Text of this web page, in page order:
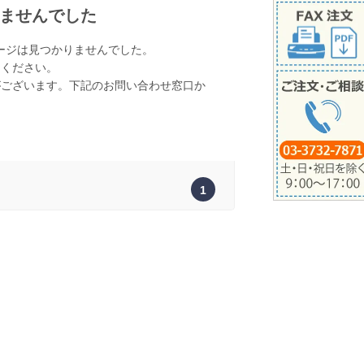
せんでした
は見つかりませんでした。
ださい。
ざいます。下記のお問い合わせ窓口か
1